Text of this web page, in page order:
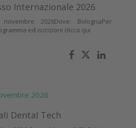
Internazionale 2026
2026Dove: BolognaPer
ed iscrizioni clicca qui
2026
Dental Tech